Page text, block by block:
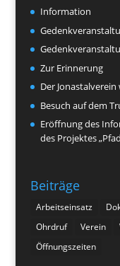
Information
Zur Erinnerung
Der Jonastalverein
Besuch auf dem
Eröffnung des
des Projektes
Beiträge
Arbeitseinsatz
Ohrdruf
Verein
Öffnungszeiten